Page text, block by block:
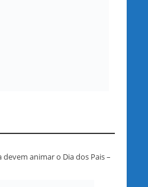
animar o Dia dos Pais –